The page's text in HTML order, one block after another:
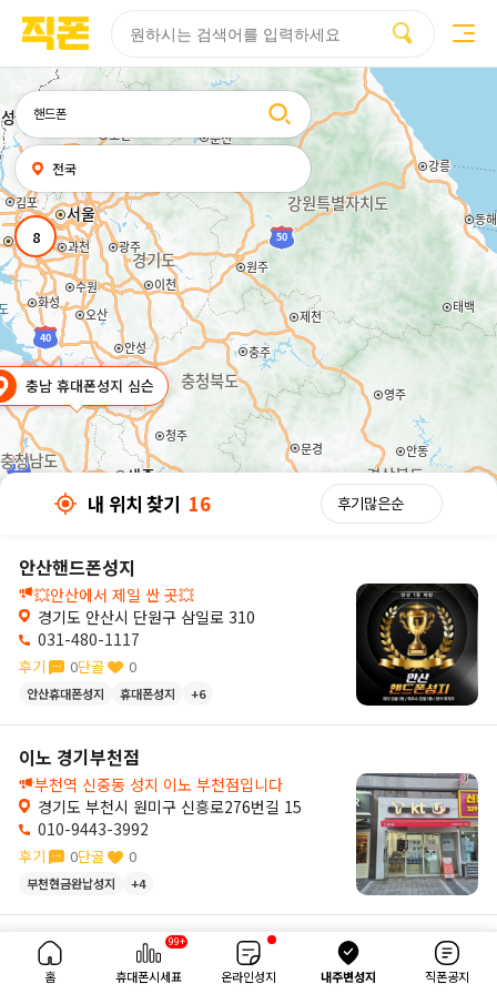
휴대폰성지시세표 성지커뮤니티
충남 휴대폰성지 심슨
센트럴 대구중구점
휴대폰성지폰폰
8
2 2
32km
검색어
내
위치
찾기
전국
내 위치 찾기 16
안산핸드폰성지
💥안산에서 제일 싼 곳💥
경기도 안산시 단원구 삼일로 310
031-480-1117
후기 0단골 0
안산휴대폰성지 휴대폰성지 +6
이노 경기부천점
부천역 신중동 성지 이노 부천점입니다
경기도 부천시 원미구 신흥로276번길 15
010-9443-3992
후기 0단골 0
부천현금완납성지 +4
스마트폰샵 창원진해점
안녕하세요. 스마트폰샵 창원진해점 입니다.
내 위치 찾기 16
페이지
코소프트
페이지
코소프트
페이지
코소프트
페이지
코소프트
홈
99+
휴대폰시세표 온라인성지 내주변성지 직폰공지